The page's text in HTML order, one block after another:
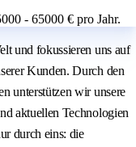
- 65000 € pro Jahr.
und fokussieren uns auf
Kunden. Durch den
unterstützen wir unsere
aktuellen Technologien
durch eins: die